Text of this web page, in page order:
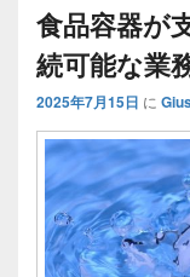
食品容器が
続可能な業
2025年7月15日 に